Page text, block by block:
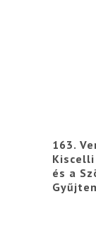
163.
Kiscelli
és a